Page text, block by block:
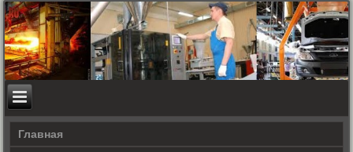
Главная